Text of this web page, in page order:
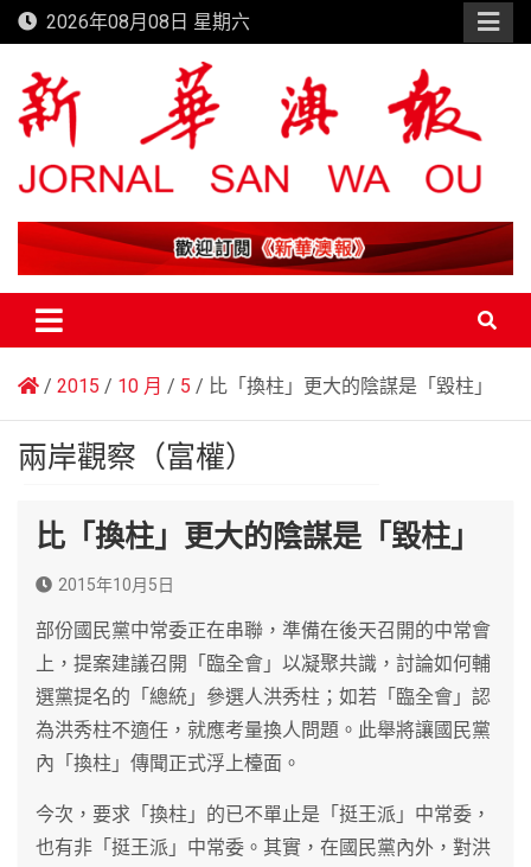
Skip
to
content
2026年08月08日 星期六
新華澳報
2015 10 月 5 比「換柱」更大的陰謀是「毀柱」
兩岸觀察（富權）
比「換柱」更大的陰謀是「毀柱」
2015年10月5日
部份國民黨中常委正在串聯，準備在後天召開的中常會
上，提案建議召開「臨全會」以凝聚共識，討論如何輔
選黨提名的「總統」參選人洪秀柱；如若「臨全會」認
為洪秀柱不適任，就應考量換人問題。此舉將讓國民黨
內「換柱」傳聞正式浮上檯面。
今次，要求「換柱」的已不單止是「挺王派」中常委，
也有非「挺王派」中常委。其實，在國民黨內外，對洪